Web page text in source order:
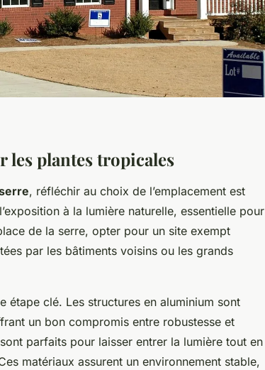
les plantes tropicales
, réfléchir au choix de l’emplacement est
à la lumière naturelle, essentielle pour
de la serre, opter pour un site exempt
par les bâtiments voisins ou les grands
étape clé. Les structures en aluminium sont
un bon compromis entre robustesse et
parfaits pour laisser entrer la lumière tout en
matériaux assurent un environnement stable,